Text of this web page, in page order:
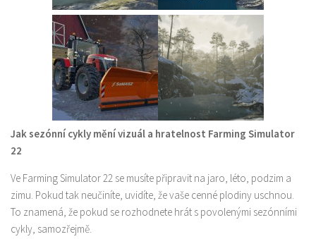
Jak sezónní cykly mění vizuál a hratelnost Farming Simulator
22
Ve Farming Simulator 22 se musíte připravit na jaro, léto, podzim a
zimu. Pokud tak neučiníte, uvidíte, že vaše cenné plodiny uschnou.
To znamená, že pokud se rozhodnete hrát s povolenými sezónními
cykly, samozřejmě.